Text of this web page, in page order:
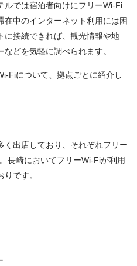
ルでは宿泊者向けにフリーWi-Fi
中のインターネット利用には困
に接続できれば、観光情報や地
どを気軽に調べられます。
Fiについて、拠点ごとに紹介し
く出店しており、それぞれフリー
長崎においてフリーWi-Fiが利用
です。